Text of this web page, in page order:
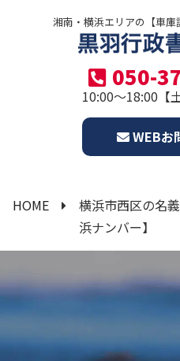
湘南・横浜エリアの【車
050-
10:00～18:00【
WEBお
HOME
横浜市西区の名
浜ナンバー】